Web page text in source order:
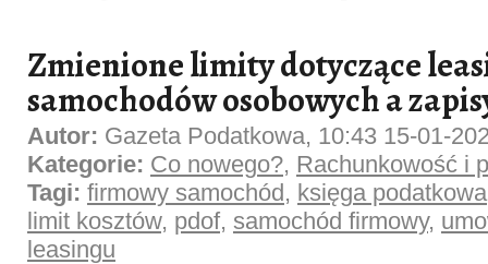
Zmienione limity dotyczące
samochodów osobowych a
Autor: Gazeta Podatkowa, 10:43 15-01-
Kategorie: Co nowego?, Rachunkowość i
Tagi: firmowy samochód, księga podatkowa
limit kosztów, pdof, samochód firmowy,
leasingu